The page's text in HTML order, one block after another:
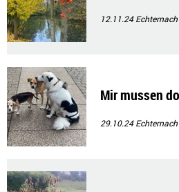
12.11.24Echternach
Mir mussen
29.10.24Echternach